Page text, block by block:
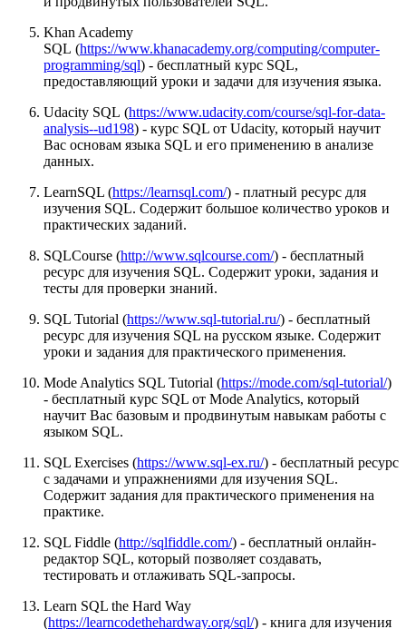
Khan Academy
SQL (https://www.khanacademy.org/computing/computer-
programming/sql) - бесплатный курс SQL,
предоставляющий уроки и задачи для изучения языка.
Udacity SQL (https://www.udacity.com/course/sql-for-data-
analysis--ud198) - курс SQL от Udacity, который научит
Вас основам языка SQL и его применению в анализе
данных.
LearnSQL (https://learnsql.com/) - платный ресурс для
изучения SQL. Содержит большое количество уроков и
практических заданий.
SQLCourse (http://www.sqlcourse.com/) - бесплатный
ресурс для изучения SQL. Содержит уроки, задания и
тесты для проверки знаний.
SQL Tutorial (https://www.sql-tutorial.ru/) - бесплатный
ресурс для изучения SQL на русском языке. Содержит
уроки и задания для практического применения.
Mode Analytics SQL Tutorial (https://mode.com/sql-tutorial/)
- бесплатный курс SQL от Mode Analytics, который
научит Вас базовым и продвинутым навыкам работы с
языком SQL.
SQL Exercises (https://www.sql-ex.ru/) - бесплатный ресурс
с задачами и упражнениями для изучения SQL.
Содержит задания для практического применения на
практике.
SQL Fiddle (http://sqlfiddle.com/) - бесплатный онлайн-
редактор SQL, который позволяет создавать,
тестировать и отлаживать SQL-запросы.
Learn SQL the Hard Way
(https://learncodethehardway.org/sql/) - книга для изучения